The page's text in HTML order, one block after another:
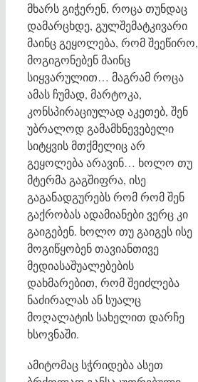
მხარს გიჭერენ, როცა თუნდაც
დამარცხდე, გულშემატკივარი
მაინც გეყოლება, რომ შეეწირო,
მოგიგონებენ მაინც
სიყვარულით… მაგრამ როცა
ამას ჩუმად, მარტოკა,
კონსპირაციულად აკეთებ, შენ
უბრალოდ გამამხნევებელი
სიტყვის მთქმელიც არ
გეყოლება არავინ… ხოლო თუ
მტერმა გაგშიფრა, ისე
გაგანადგურებს რომ რომ შენ
გაქრობას ადამიანები ვერც კი
გაიგებენ. ხოლო თუ გაიგეს ისე
მოგიწყობენ თავიანთივე
მედიასაშუალებების
დახმარებით, რომ შეიძლება
ნაძირალას ან სუალც
მოღალატის სახელით დარჩე
ხსოვნაში.
ამიტომაც სჭრიდება ასეთ